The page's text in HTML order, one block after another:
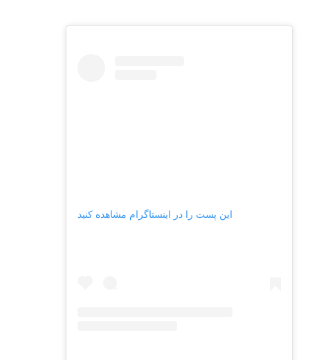
این پست را در اینستاگرام مشاهده کنید